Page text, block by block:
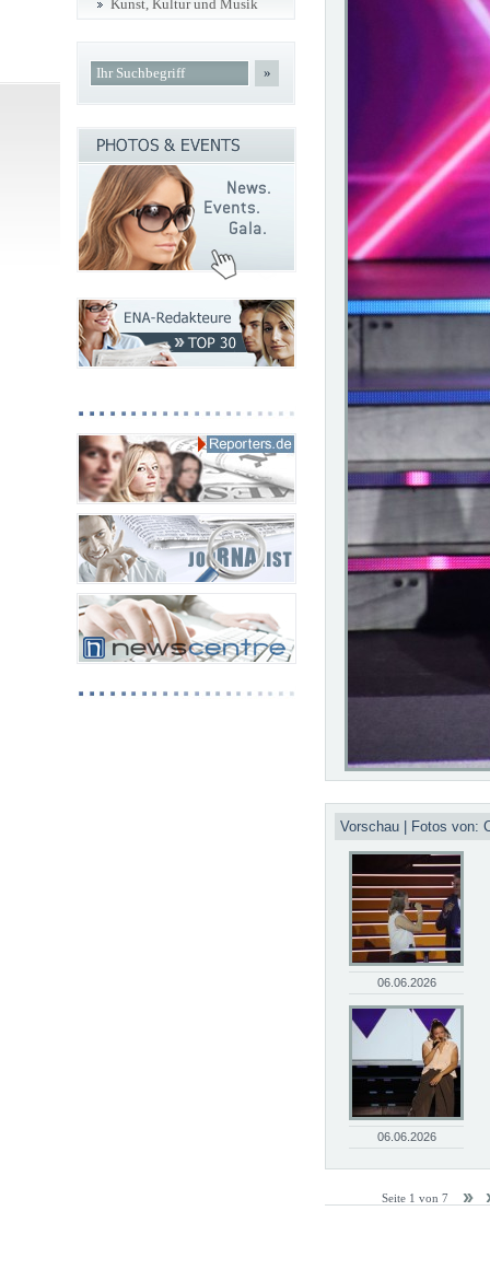
Vorschau | Fotos von:
06.06.2026
06.06.2026
Seite 1 von 7
Kunst, Kultur und Musik
»